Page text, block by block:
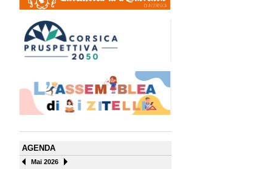
AGENDA
Mai 2026